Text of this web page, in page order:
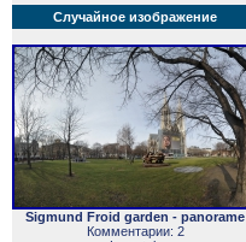
Случайное изображение
Sigmund Froid garden - panorame
Комментарии: 2